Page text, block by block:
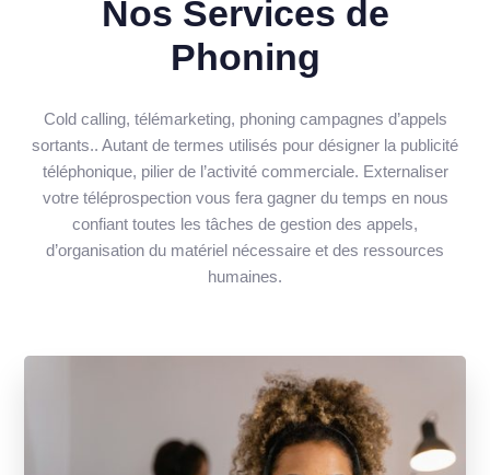
Nos Services de
Phoning
Cold calling, télémarketing, phoning campagnes d’appels
sortants.. Autant de termes utilisés pour désigner la publicité
téléphonique, pilier de l’activité commerciale. Externaliser
votre téléprospection vous fera gagner du temps en nous
confiant toutes les tâches de gestion des appels,
d’organisation du matériel nécessaire et des ressources
humaines.